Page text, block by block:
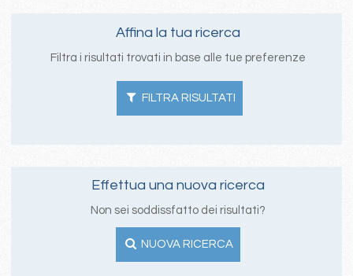
Affina la tua ricerca
Filtra i risultati trovati in base alle tue preferenze
FILTRA RISULTATI
Effettua una nuova ricerca
Non sei soddissfatto dei risultati?
NUOVA RICERCA